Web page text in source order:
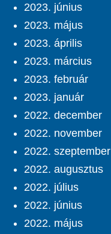
2023. június
2023. május
2023. április
2023. március
2023. február
2023. január
2022. december
2022. november
2022. szeptember
2022. augusztus
2022. július
2022. június
2022. május